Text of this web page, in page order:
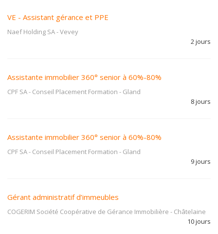
VE - Assistant gérance et PPE
Naef Holding SA-Vevey
2 jours
Assistante immobilier 360° senior à 60%-80%
CPF SA - Conseil Placement Formation - Gland
8 jours
Assistante immobilier 360° senior à 60%-80%
CPF SA - Conseil Placement Formation - Gland
9 jours
Gérant administratif d’immeubles
COGERIM Société Coopérative de Gérance Immobilière - Châtelaine
10 jours